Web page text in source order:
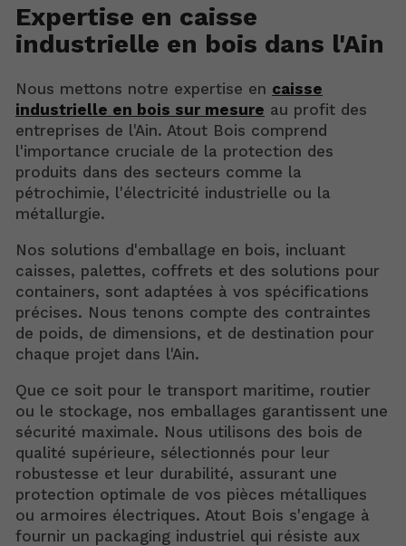
Expertise en caisse
industrielle en bois dans l'Ain
Nous mettons notre expertise en caisse
industrielle en bois sur mesure au profit des
entreprises de l'Ain. Atout Bois comprend
l'importance cruciale de la protection des
produits dans des secteurs comme la
pétrochimie, l'électricité industrielle ou la
métallurgie.
Nos solutions d'emballage en bois, incluant
caisses, palettes, coffrets et des solutions pour
containers, sont adaptées à vos spécifications
précises. Nous tenons compte des contraintes
de poids, de dimensions, et de destination pour
chaque projet dans l'Ain.
Que ce soit pour le transport maritime, routier
ou le stockage, nos emballages garantissent une
sécurité maximale. Nous utilisons des bois de
qualité supérieure, sélectionnés pour leur
robustesse et leur durabilité, assurant une
protection optimale de vos pièces métalliques
ou armoires électriques. Atout Bois s'engage à
fournir un packaging industriel qui résiste aux